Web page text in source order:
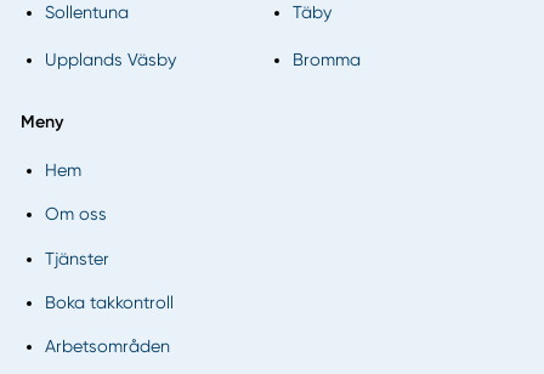
Sollentuna Täby
Upplands Väsby Bromma
Meny
Hem
Om oss
Tjänster
Boka takkontroll
Arbetsområden